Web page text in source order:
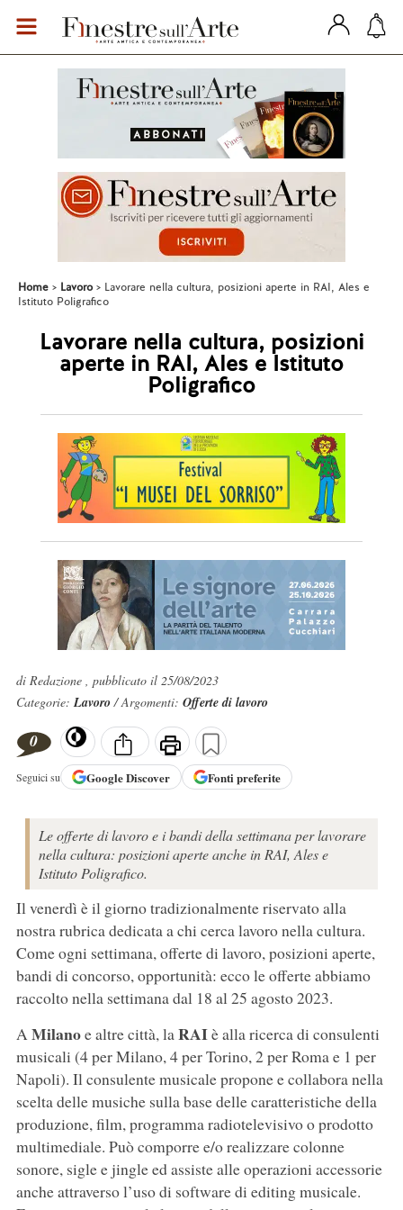
Home Lavoro
Lavorare nella cultura, posizioni aperte in RAI, Ales e
Istituto Poligrafico
Lavorare nella cultura, posizioni
aperte in RAI, Ales e Istituto
Poligrafico
di Redazione , pubblicato il 25/08/2023
Categorie:Lavoro/ Argomenti: Offerte di lavoro
0
Seguici su GoogleDiscover Fonti preferite
Le offerte di lavoro e i bandi della settimana per lavorare
nella cultura: posizioni aperte anche in RAI, Ales e
Istituto Poligrafico.
Il venerdì è il giorno tradizionalmente riservato alla
nostra rubrica dedicata a chi cerca lavoro nella cultura.
Come ogni settimana, offerte di lavoro, posizioni aperte,
bandi di concorso, opportunità: ecco le offerte abbiamo
raccolto nella settimana dal 18 al 25 agosto 2023.
AMilanoe altre città, laRAIè alla ricerca di consulenti
musicali (4 per Milano, 4 per Torino, 2 per Roma e 1 per
Napoli). Il consulente musicale propone e collabora nella
scelta delle musiche sulla base delle caratteristiche della
produzione, film, programma radiotelevisivo o prodotto
multimediale. Può comporre e/o realizzare colonne
sonore, sigle e jingle ed assiste alle operazioni accessorie
anche attraverso l’uso di software di editing musicale.